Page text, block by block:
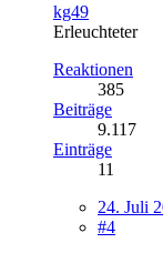
kg49
Erleuchteter
Reaktionen
385
Beiträge
9.117
Einträge
11
24. Juli
#4